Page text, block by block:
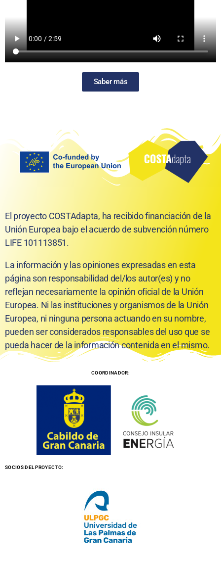
Saber más
El proyecto COSTAdapta, ha recibido financiación de la
Unión Europea bajo el acuerdo de subvención número
LIFE 101113851.
La información y las opiniones expresadas en esta
página son responsabilidad del/los autor(es) y no
reflejan necesariamente la opinión oficial de la Unión
Europea. Ni las instituciones y organismos de la Unión
Europea, ni ninguna persona actuando en su nombre,
pueden ser considerados responsables del uso que se
pueda hacer de la información contenida en el mismo.
COORDINADOR:
SOCIOS DEL PROYECTO: